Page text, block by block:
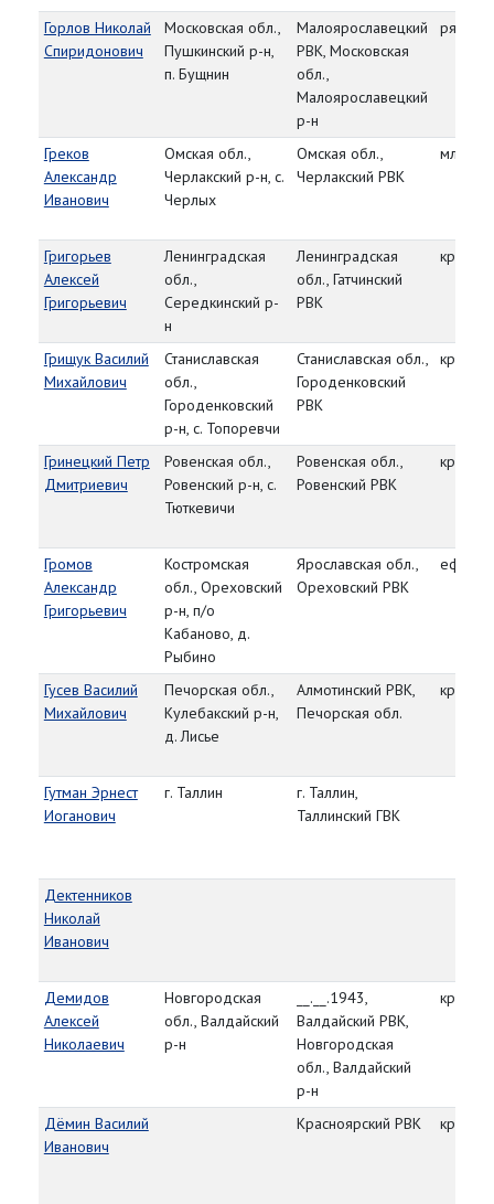
Горлов Николай
Спиридонович
Московская обл.,
Пушкинский р-н,
п. Бущнин
Малоярославецкий
РВК, Московская
обл.,
Малоярославецкий
р-н
Греков
Александр
Иванович
Омская обл.,
Черлакский р-н, с.
Черлых
Омская обл.,
Черлакский РВК
мл.
Григорьев
Алексей
Григорьевич
Ленинградская
обл.,
Середкинский р-
н
Ленинградская
обл., Гатчинский
РВК
Грищук Василий
Михайлович
Станиславская
обл.,
Городенковский
р-н, с. Топоревчи
Станиславская обл.,
Городенковский
РВК
Гринецкий Петр
Дмитриевич
Ровенская обл.,
Ровенский р-н, с.
Тюткевичи
Ровенская обл.,
Ровенский РВК
Громов
Александр
Григорьевич
Костромская
обл., Ореховский
р-н, п/о
Кабаново, д.
Рыбино
Ярославская обл.,
Ореховский РВК
Гусев Василий
Михайлович
Печорская обл.,
Кулебакский р-н,
д. Лисье
Алмотинский РВК,
Печорская обл.
Гутман Эрнест
Иоганович
г. Таллин
г. Таллин,
Таллинский ГВК
Дектенников
Николай
Иванович
Демидов
Алексей
Николаевич
Новгородская
обл., Валдайский
р-н
__.__.1943,
Валдайский РВК,
Новгородская
обл., Валдайский
р-н
Дёмин Василий
Иванович
Красноярский РВК